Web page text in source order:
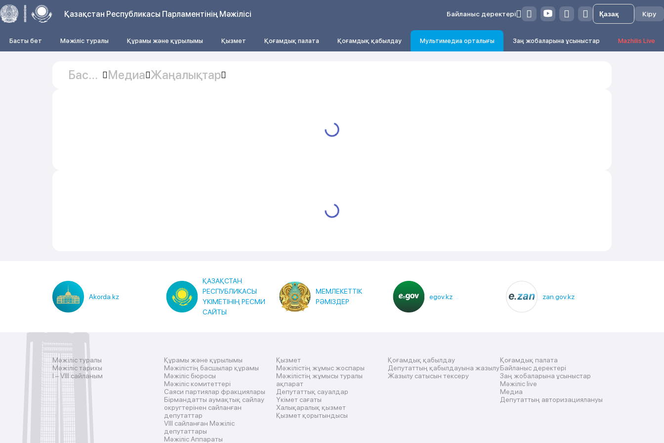
Қазақстан Республикасы Парламентінің Мәжілісі Байланыс деректері Кіру
Басты бет Мәжіліс туралы Құрамы және құрылымы Қызмет Қоғамдық палата Қоғамдық қабылдау Мультимедиа орталығы Заң жобаларына ұсыныстар Mazhilis Live
Басты
Медиа Жаңалықтар
Akorda.kz
ҚАЗАҚСТАН
РЕСПУБЛИКАСЫ
ҮКІМЕТІНІҢ РЕСМИ
САЙТЫ
МЕМЛЕКЕТТІК
РӘМІЗДЕР
egov.kz zan.gov.kz
Мәжіліс туралы
Мәжіліс тарихы
I – VIII сайланым
Құрамы және құрылымы
Мәжілістің басшылар құрамы
Мәжіліс бюросы
Мәжіліс комитеттері
Саяси партиялар фракциялары
Бірмандатты аумақтық сайлау
округтерінен сайланған
депутаттар
VIII сайланған Мәжіліс
депутаттары
Мәжіліс Аппараты
Қызмет
Мәжілістің жұмыс жоспары
Мәжілістің жұмысы туралы
ақпарат
Депутаттық сауалдар
Үкімет сағаты
Халықаралық қызмет
Қызмет қорытындысы
Қоғамдық қабылдау
Депутаттың қабылдауына жазылу
Жазылу сатысын тексеру
Қоғамдық палата
Байланыс деректері
Заң жобаларына ұсыныстар
Мәжіліс live
Медиа
Депутаттың авторизациялануы